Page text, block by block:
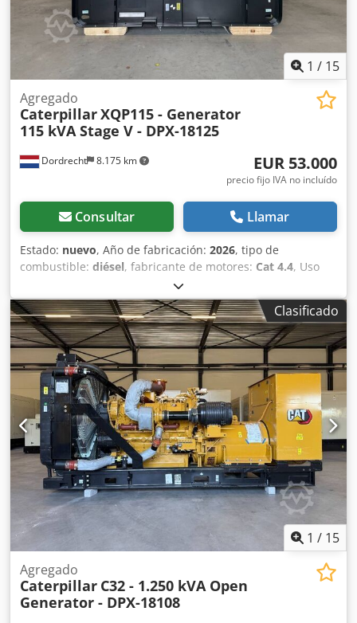
1 / 15
Dordrecht 8.175 km
Agregado
CaterpillarXQP115 - Generator
115 kVA Stage V - DPX-18125
EUR 53.000
precio fijo IVA no incluído
Consultar Llamar
Estado: nuevo, Año de fabricación: 2026, tipo de
combustible: diésel, fabricante de motores: Cat 4.4, Uso
previsto: construcción Peso en vacío: 2.527 kg Potencia del
generador: 115 kVA Dimensiones de la zona de carga: 297
x 115 x 207 cm Marcado CE: sí Nivel de emisiones: Etapa V
/ Nivel IV final Capacidad del depósito de agua: 518 l País
de fabricación: CN Para obtener más información, póngase
en contacto con el equipo de DPX. Dodpfozc Dv Hsx Aqreck
= Opciones y accesorios adicionales = - Batería - Panel de
control - Techo de acero - Cisterna
Clasificado
1 / 15
Agregado
Caterpillar C32 - 1.250 kVA Open
Generator - DPX-18108